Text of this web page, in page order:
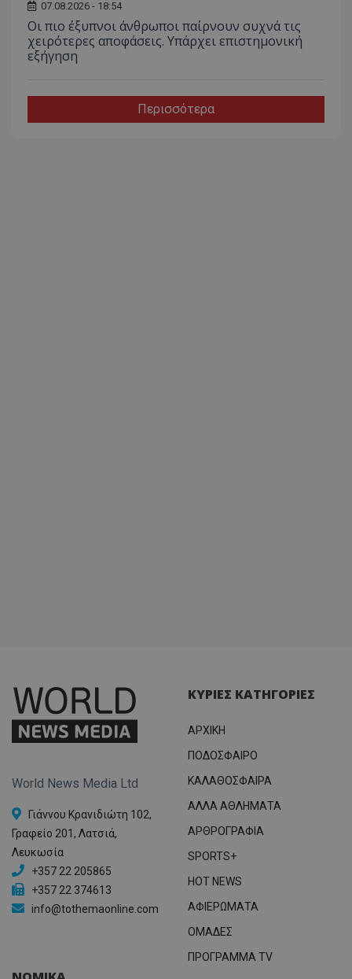
07.08.2026 - 18:54
Οι πιο έξυπνοι άνθρωποι παίρνουν συχνά τις
χειρότερες αποφάσεις. Υπάρχει επιστημονική
εξήγηση
Περισσότερα
World News Media Ltd
Γιάννου Κρανιδιώτη 102,
Γραφείο 201, Λατσιά,
Λευκωσία
+357 22 205865
+357 22 374613
info@tothemaonline.com
ΚΥΡΙΕΣ ΚΑΤΗΓΟΡΙΕΣ
ΑΡΧΙΚΗ
ΠΟΔΟΣΦΑΙΡΟ
ΚΑΛΑΘΟΣΦΑΙΡΑ
ΑΛΛΑ ΑΘΛΗΜΑΤΑ
ΑΡΘΡΟΓΡΑΦΙΑ
SPORTS+
HOT NEWS
ΑΦΙΕΡΩΜΑΤΑ
ΟΜΑΔΕΣ
ΠΡΟΓΡΑΜΜΑ TV